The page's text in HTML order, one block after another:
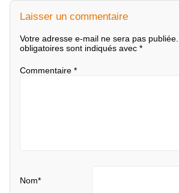
Laisser un commentaire
Votre adresse e-mail ne sera pas publiée.
obligatoires sont indiqués avec *
Commentaire *
Nom*